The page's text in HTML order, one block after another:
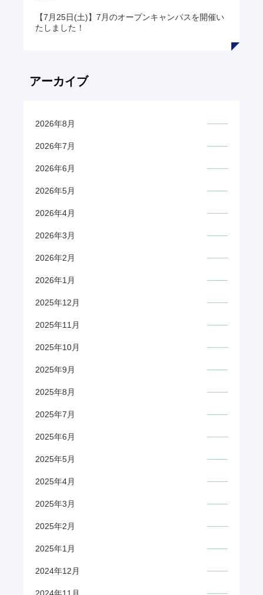
【7月25日(土)】7月のオープンキャンパスを開催い
たしました！
アーカイブ
2026年8月
2026年7月
2026年6月
2026年5月
2026年4月
2026年3月
2026年2月
2026年1月
2025年12月
2025年11月
2025年10月
2025年9月
2025年8月
2025年7月
2025年6月
2025年5月
2025年4月
2025年3月
2025年2月
2025年1月
2024年12月